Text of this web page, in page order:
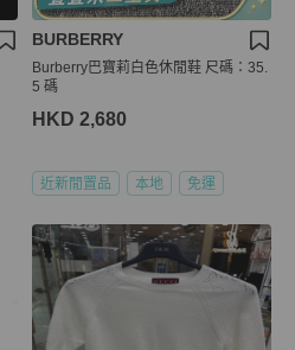
BURBERRY
Burberry巴寶莉白色休閒鞋 尺碼：35.
5 碼
HKD 2,680
近新閒置品 本地 免運